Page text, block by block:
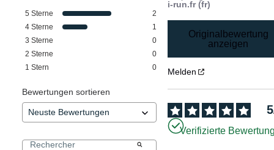
5 Sterne
2
4 Sterne
1
3 Sterne
0
2 Sterne
0
1 Stern 0
Bewertungen sortieren
i-run.fr (fr)
Originalbewertung
anzeigen
Melden
5
Verifizierte